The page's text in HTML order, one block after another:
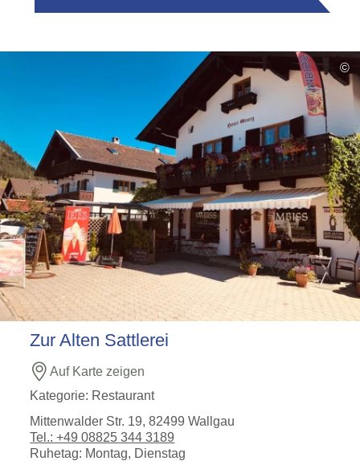
©
Zur Alten Sattlerei
Auf Karte zeigen
Kategorie: Restaurant
Mittenwalder Str. 19, 82499 Wallgau
Tel.: +49 08825 344 3189
Ruhetag: Montag, Dienstag